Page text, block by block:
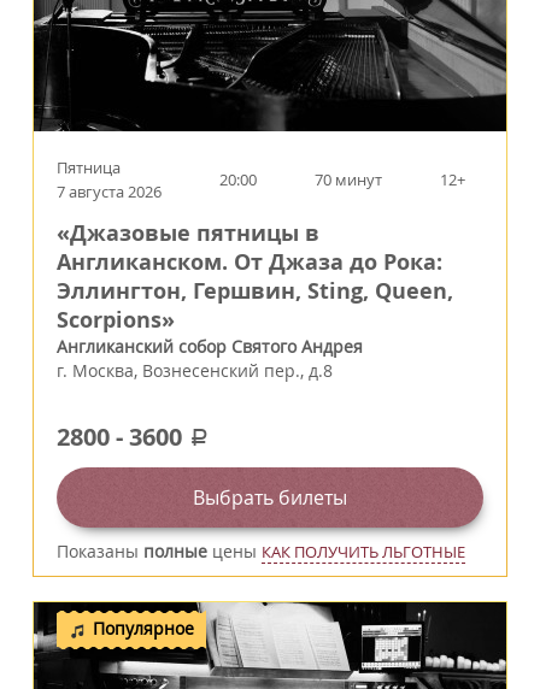
Пятница
7 августа 2026
20:00 70 минут 12+
«Джазовые пятницы в
Англиканском. От Джаза до Рока:
Эллингтон, Гершвин, Sting, Queen,
Scorpions»
Англиканский собор Святого Андрея
г. Москва, Вознесенский пер., д.8
2800-3600 a
Выбрать билеты
Показаны полные цены КАК ПОЛУЧИТЬ ЛЬГОТНЫЕ
Популярное